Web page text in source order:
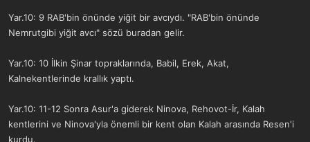
Yar.10: 9 RAB'bin önünde yiğit bir avcıydı. "RAB'bin önünde
Nemrutgibi yiğit avcı" sözü buradan gelir.
Yar.10: 10 İlkin Şinar topraklarında, Babil, Erek, Akat,
Kalnekentlerinde krallık yaptı.
Yar.10: 11-12 Sonra Asur'a giderek Ninova, Rehovot-İr, Kalah
kentlerini ve Ninova'yla önemli bir kent olan Kalah arasında Resen'i
kurdu.